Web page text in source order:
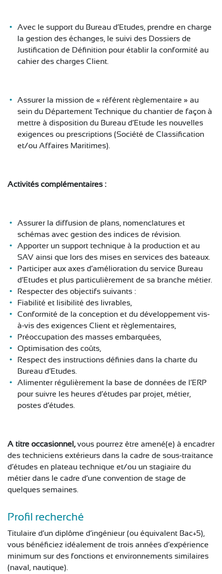
Avec le support du Bureau d’Etudes, prendre en charge
la gestion des échanges, le suivi des Dossiers de
Justification de Définition pour établir la conformité au
cahier des charges Client.
Assurer la mission de « référent règlementaire » au
sein du Département Technique du chantier de façon à
mettre à disposition du Bureau d’Etude les nouvelles
exigences ou prescriptions (Société de Classification
et/ou Affaires Maritimes).
Activités complémentaires :
Assurer la diffusion de plans, nomenclatures et
schémas avec gestion des indices de révision.
Apporter un support technique à la production et au
SAV ainsi que lors des mises en services des bateaux.
Participer aux axes d’amélioration du service Bureau
d’Etudes et plus particulièrement de sa branche métier.
Respecter des objectifs suivants :
Fiabilité et lisibilité des livrables,
Conformité de la conception et du développement vis-
à-vis des exigences Client et règlementaires,
Préoccupation des masses embarquées,
Optimisation des coûts,
Respect des instructions définies dans la charte du
Bureau d’Etudes.
Alimenter régulièrement la base de données de l’ERP
pour suivre les heures d’études par projet, métier,
postes d’études.
A titre occasionnel,vous pourrez être amené(e) à encadrer
des techniciens extérieurs dans la cadre de sous-traitance
d’études en plateau technique et/ou un stagiaire du
métier dans le cadre d’une convention de stage de
quelques semaines.
Profil recherché
Titulaire d’un diplôme d’ingénieur (ou équivalent Bac+5),
vous bénéficiez idéalement de trois années d’expérience
minimum sur des fonctions et environnements similaires
(naval, nautique).